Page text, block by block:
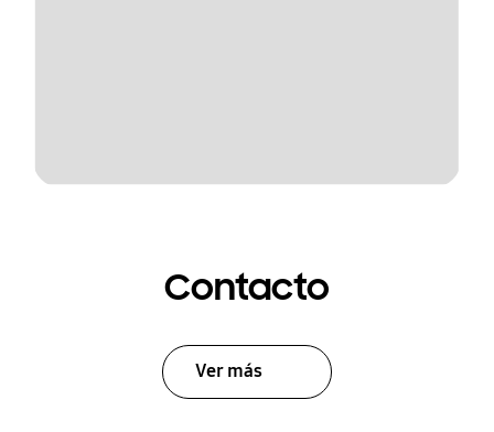
Contacto
Ver más